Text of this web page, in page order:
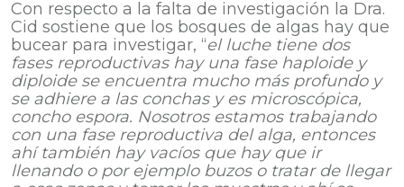
Con respecto a la falta de investigación la Dra.
Cid sostiene que los bosques de algas hay que
bucear para investigar, “el luche tiene dos
fases reproductivas hay una fase haploide y
diploide se encuentra mucho más profundo y
se adhiere a las conchas y es microscópica,
concho espora. Nosotros estamos trabajando
con una fase reproductiva del alga, entonces
ahí también hay vacíos que hay que ir
llenando o por ejemplo buzos o tratar de llegar